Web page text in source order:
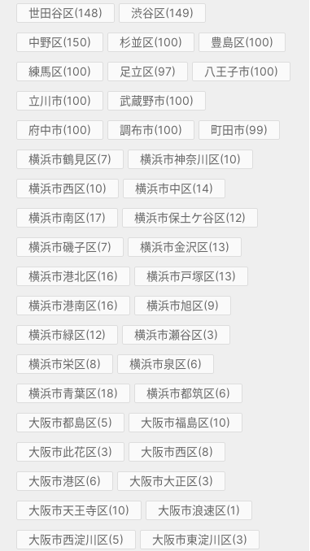
世田谷区(148) 渋谷区(149)
中野区(150) 杉並区(100) 豊島区(100)
練馬区(100) 足立区(97) 八王子市(100)
立川市(100) 武蔵野市(100)
府中市(100) 調布市(100) 町田市(99)
横浜市鶴見区(7) 横浜市神奈川区(10)
横浜市西区(10) 横浜市中区(14)
横浜市南区(17) 横浜市保土ケ谷区(12)
横浜市磯子区(7) 横浜市金沢区(13)
横浜市港北区(16) 横浜市戸塚区(13)
横浜市港南区(16) 横浜市旭区(9)
横浜市緑区(12) 横浜市瀬谷区(3)
横浜市栄区(8) 横浜市泉区(6)
横浜市青葉区(18) 横浜市都筑区(6)
大阪市都島区(5) 大阪市福島区(10)
大阪市此花区(3) 大阪市西区(8)
大阪市港区(6) 大阪市大正区(3)
大阪市天王寺区(10) 大阪市浪速区(1)
大阪市西淀川区(5) 大阪市東淀川区(3)